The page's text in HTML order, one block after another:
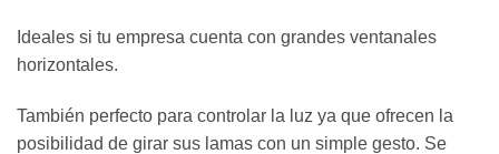
Ideales si tu empresa cuenta con grandes ventanales
horizontales.
También perfecto para controlar la luz ya que ofrecen la
posibilidad de girar sus lamas con un simple gesto. Se